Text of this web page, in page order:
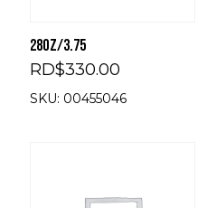
28OZ/3.75
RD$330.00
SKU: 00455046